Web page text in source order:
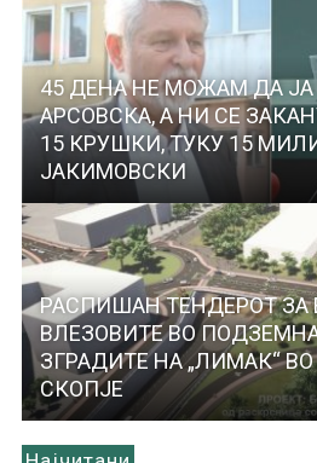
45 ДЕНА НЕ МОЖАМ ДА
АРСОВСКА, А НИ СЕ
15 КРУШКИ, ТУКУ 15
ЈАКИМОВСКИ
РАСПИШАН ТЕНДЕРОТ ЗА
ВЛЕЗОВИТЕ ВО
ЗГРАДИТЕ НА „ЛИМАК“
СКОПЈЕ